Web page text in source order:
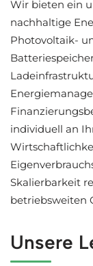
Wir bieten ein
nachhaltige
Photovoltaik-
individuell an
Skalierbarkeit
betriebsweiten
Unsere